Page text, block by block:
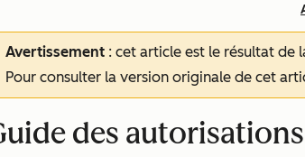
Avertissement : cet article est le résultat
Pour consulter la version originale de cet
des